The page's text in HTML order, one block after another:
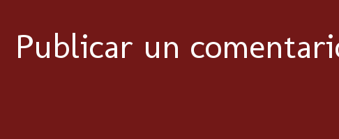
Publicar un